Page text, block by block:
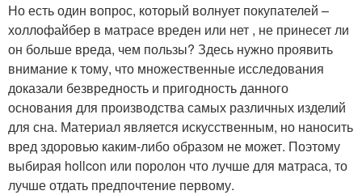
Но есть один вопрос, который волнует покупателей –
холлофайбер в матрасе вреден или нет , не принесет ли
он больше вреда, чем пользы? Здесь нужно проявить
внимание к тому, что множественные исследования
доказали безвредность и пригодность данного
основания для производства самых различных изделий
для сна. Материал является искусственным, но наносить
вред здоровью каким-либо образом не может. Поэтому
выбирая hollcon или поролон что лучше для матраса, то
лучше отдать предпочтение первому.